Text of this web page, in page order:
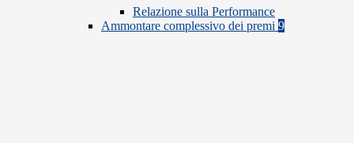
Relazione sulla Performance
Ammontare complessivo dei premi 9